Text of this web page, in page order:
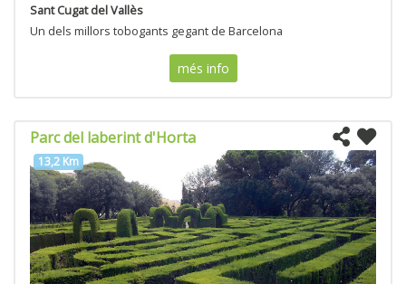
Sant Cugat del Vallès
Un dels millors tobogants gegant de Barcelona
més info
Parc del laberint d'Horta
13,2 Km